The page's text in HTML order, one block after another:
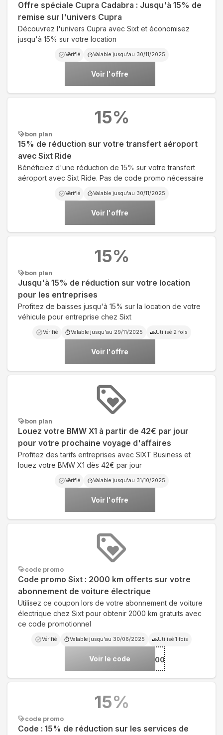
Offre spéciale Cupra Cadabra : Jusqu'à 15% de
remise sur l'univers Cupra
Découvrez l'univers Cupra avec Sixt et économisez
jusqu'à 15% sur votre location
Vérifié Valable jusqu'au 30/11/2025
Voir l'offre
bon plan
15% de réduction sur votre transfert aéroport
avec Sixt Ride
Bénéficiez d'une réduction de 15% sur votre transfert
aéroport avec Sixt Ride. Pas de code promo nécessaire
Vérifié Valable jusqu'au 30/11/2025
Voir l'offre
15%
bon plan
Jusqu'à 15% de réduction sur votre location
pour les entreprises
Profitez de baisses jusqu'à 15% sur la location de votre
véhicule pour entreprise chez Sixt
Vérifié Valable jusqu'au 29/11/2025 Utilisé 2 fois
Voir l'offre
15%
bon plan
Louez votre BMW X1 à partir de 42€ par jour
pour votre prochaine voyage d'affaires
Profitez des tarifs entreprises avec SIXT Business et
louez votre BMW X1 dès 42€ par jour
Vérifié Valable jusqu'au 31/10/2025
Voir l'offre
code promo
Code promo Sixt : 2000 km offerts sur votre
abonnement de voiture électrique
Utilisez ce coupon lors de votre abonnement de voiture
électrique chez Sixt pour obtenir 2000 km gratuits avec
ce code promotionnel
Vérifié Valable jusqu'au 30/06/2025 Utilisé 1 fois
Voir le code
***ELECTRIQUE2000
code promo
Code : 15% de réduction sur les services de
15%